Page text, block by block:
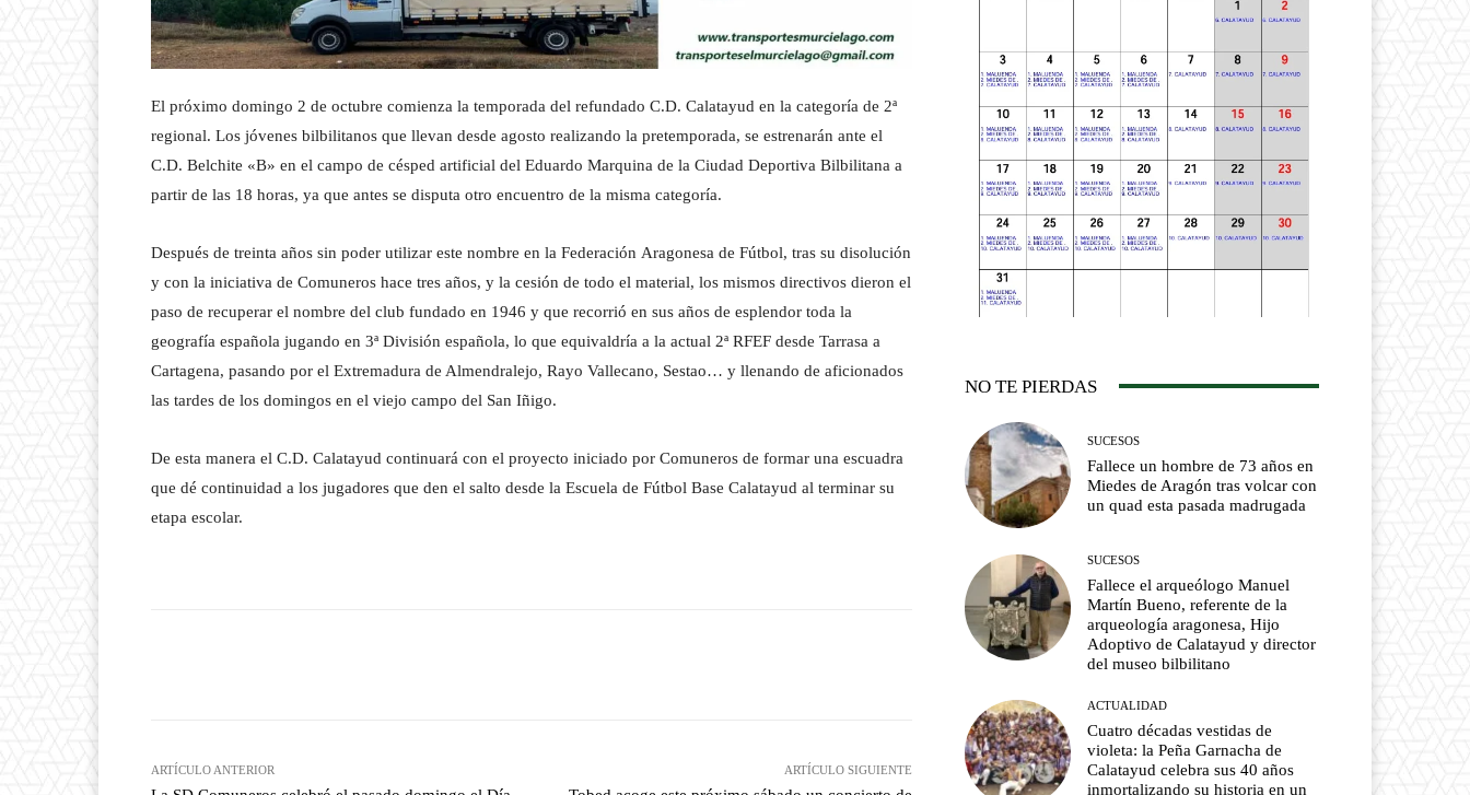
El próximo domingo 2 de octubre comienza la temporada del refundado C.D. Calatayud en la categoría de 2ª
regional. Los jóvenes bilbilitanos que llevan desde agosto realizando la pretemporada, se estrenarán ante el
C.D. Belchite «B» en el campo de césped artificial del Eduardo Marquina de la Ciudad Deportiva Bilbilitana a
partir de las 18 horas, ya que antes se disputa otro encuentro de la misma categoría.
Después de treinta años sin poder utilizar este nombre en la Federación Aragonesa de Fútbol, tras su disolución
y con la iniciativa de Comuneros hace tres años, y la cesión de todo el material, los mismos directivos dieron el
paso de recuperar el nombre del club fundado en 1946 y que recorrió en sus años de esplendor toda la
geografía española jugando en 3ª División española, lo que equivaldría a la actual 2ª RFEF desde Tarrasa a
Cartagena, pasando por el Extremadura de Almendralejo, Rayo Vallecano, Sestao… y llenando de aficionados
las tardes de los domingos en el viejo campo del San Iñigo.
De esta manera el C.D. Calatayud continuará con el proyecto iniciado por Comuneros de formar una escuadra
que dé continuidad a los jugadores que den el salto desde la Escuela de Fútbol Base Calatayud al terminar su
etapa escolar.
ARTÍCULO ANTERIOR ARTÍCULO SIGUIENTE
NO TE PIERDAS
SUCESOS
Fallece un hombre de 73 años en
Miedes de Aragón tras volcar con
un quad esta pasada madrugada
SUCESOS
Fallece el arqueólogo Manuel
Martín Bueno, referente de la
arqueología aragonesa, Hijo
Adoptivo de Calatayud y director
del museo bilbilitano
ACTUALIDAD
Cuatro décadas vestidas de
violeta: la Peña Garnacha de
Calatayud celebra sus 40 años
inmortalizando su historia en un